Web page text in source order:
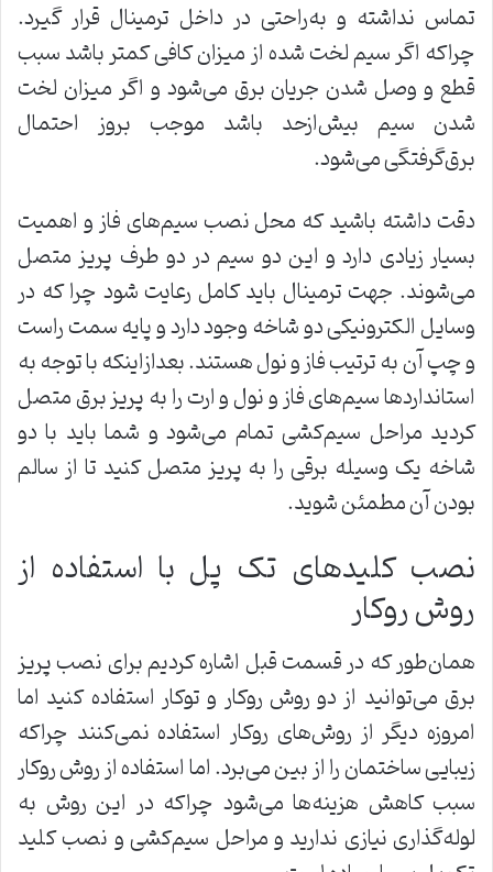
تماس نداشته و به‌راحتی در داخل ترمینال قرار گیرد.
چراکه اگر سیم لخت شده از میزان کافی کمتر باشد سبب
قطع و وصل شدن جریان برق می‌شود و اگر میزان لخت
شدن سیم بیش‌ازحد باشد موجب بروز احتمال
برق‌گرفتگی می‌شود.
دقت داشته باشید که محل نصب سیم‌های فاز و اهمیت
بسیار زیادی دارد و این دو سیم در دو طرف پریز متصل
می‌شوند. جهت ترمینال باید کامل رعایت شود چرا که در
وسایل الکترونیکی دو شاخه وجود دارد و پایه سمت راست
و چپ آن به ترتیب فاز و نول هستند. بعدازاینکه با توجه به
استانداردها سیم‌های فاز و نول و ارت را به پریز برق متصل
کردید مراحل سیم‌کشی تمام می‌شود و شما باید با دو
شاخه یک وسیله برقی را به پریز متصل کنید تا از سالم
بودن آن مطمئن شوید.
نصب کلیدهای تک پل با استفاده از
روش روکار
همان‌طور که در قسمت قبل اشاره کردیم برای نصب پریز
برق می‌توانید از دو روش روکار و توکار استفاده کنید اما
امروزه دیگر از روش‌های روکار استفاده نمی‌کنند چراکه
زیبایی ساختمان را از بین می‌برد. اما استفاده از روش روکار
سبب کاهش هزینه‌ها می‌شود چراکه در این روش به
لوله‌گذاری نیازی ندارید و مراحل سیم‌کشی و نصب کلید